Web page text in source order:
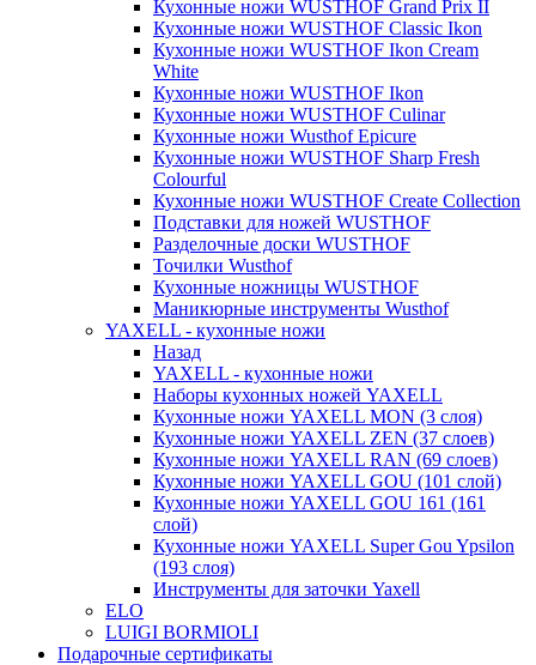
Кухонные ножи WUSTHOF Grand Prix II
Кухонные ножи WUSTHOF Classic Ikon
Кухонные ножи WUSTHOF Ikon Cream
White
Кухонные ножи WUSTHOF Ikon
Кухонные ножи WUSTHOF Culinar
Кухонные ножи Wusthof Epicure
Кухонные ножи WUSTHOF Sharp Fresh
Colourful
Кухонные ножи WUSTHOF Create Collection
Подставки для ножей WUSTHOF
Разделочные доски WUSTHOF
Точилки Wusthof
Кухонные ножницы WUSTHOF
Маникюрные инструменты Wusthof
YAXELL - кухонные ножи
Назад
YAXELL - кухонные ножи
Наборы кухонных ножей YAXELL
Кухонные ножи YAXELL MON (3 слоя)
Кухонные ножи YAXELL ZEN (37 слоев)
Кухонные ножи YAXELL RAN (69 слоев)
Кухонные ножи YAXELL GOU (101 слой)
Кухонные ножи YAXELL GOU 161 (161
слой)
Кухонные ножи YAXELL Super Gou Ypsilon
(193 слоя)
Инструменты для заточки Yaxell
ELO
LUIGI BORMIOLI
Подарочные сертификаты